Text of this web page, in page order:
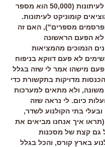
62,000 לאולפן ואת המספר 50,000 לעיתונות (50,000 הוא מספר
קומוניקט לעיתונות.
מספרים"), האם זה
הפעם הראשונה
הנמוכים מהמציאות
לא פעם דווקא בניפוח
מישהו אמר לי שזה בגלל
מדויקות בתקשורת כדי
ולא מתאים למערכות
כיום. לי נראה שזה
בתי הקולנוע לשדר,
איך אנחנו מביאים את
גם קצת של מסכנות
בארץ קורס, והכל בגלל